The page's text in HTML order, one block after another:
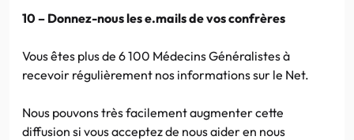
10 – Donnez-nous les e.mails de vos confrères
Vous êtes plus de 6 100 Médecins Généralistes à
recevoir régulièrement nos informations sur le Net.
Nous pouvons très facilement augmenter cette
diffusion si vous acceptez de nous aider en nous